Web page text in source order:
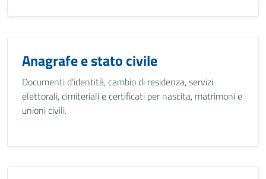
Anagrafe e stato civile
Documenti d’identità, cambio di residenza, servizi
elettorali, cimiteriali e certificati per nascita, matrimoni e
unioni civili.